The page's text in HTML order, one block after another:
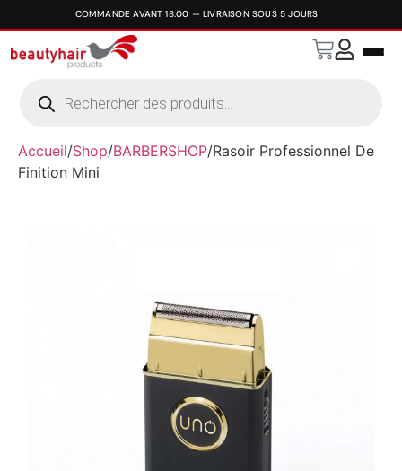
Accueil/Shop/BARBERSHOP/Rasoir Professionnel De
Finition Mini